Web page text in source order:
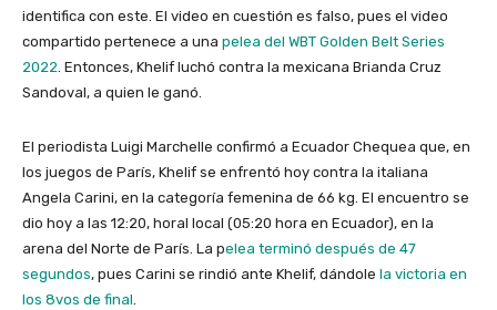
identifica con este. El video en cuestión es falso, pues el video
compartido pertenece a una pelea del WBT Golden Belt Series
2022 . Entonces, Khelif luchó contra la mexicana Brianda Cruz
Sandoval, a quien le ganó.
El periodista Luigi Marchelle confirmó a Ecuador Chequea que, en
los juegos de París, Khelif se enfrentó hoy contra la italiana
Angela Carini, en la categoría femenina de 66 kg. El encuentro se
dio hoy a las 12:20, horal local (05:20 hora en Ecuador), en la
arena del Norte de París. La pelea terminó después de 47
segundos, pues Carini se rindió ante Khelif, dándole la victoria en
los 8vos de final